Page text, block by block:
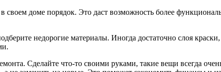
своем доме порядок. Это даст возможность более
недорогие материалы. Иногда достаточно слоя
Сделайте что-то своими руками, такие вещи всегда